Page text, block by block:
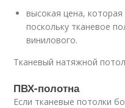
высокая цена,
поскольку тканевое
винилового.
Тканевый натяжной
ПВХ-полотна
Если тканевые потолки